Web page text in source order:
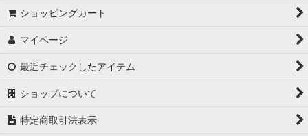
ショッピングカート
マイページ
最近チェックしたアイテム
ショップについて
特定商取引法表示